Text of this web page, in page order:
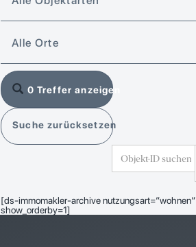
Alle Orte
0 Treffer anzeigen
Suche zurücksetzen
[ds-immomakler-archive
show_orderby=1]